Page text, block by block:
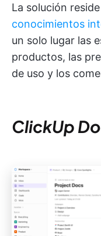
La solución
conocimientos
un solo lugar las
productos, las
de uso y los
ClickUp